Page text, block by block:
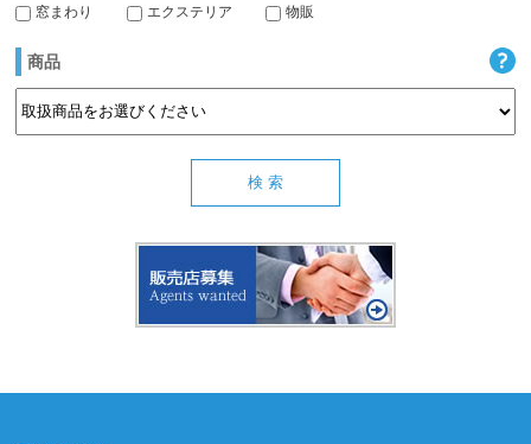
窓まわり エクステリア 物販
商品